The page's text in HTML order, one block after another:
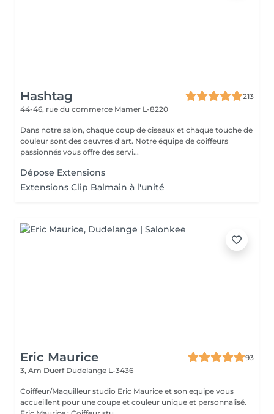
Hashtag
213
44-46, rue du commerce Mamer L-8220
Dans notre salon, chaque coup de ciseaux et chaque touche de
couleur sont des oeuvres d'art. Notre équipe de coiffeurs
passionnés vous offre des servi...
Dépose Extensions
Extensions Clip Balmain à l'unité
Eric Maurice
93
3, Am Duerf Dudelange L-3436
Coiffeur/Maquilleur studio Eric Maurice et son equipe vous
accueillent pour une coupe et couleur unique et personnalisé.